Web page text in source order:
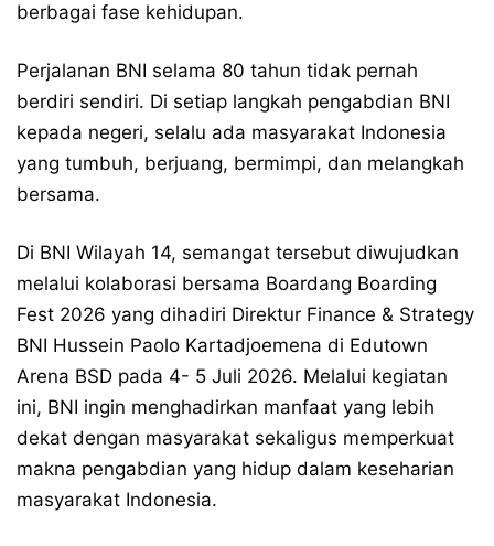
berbagai fase kehidupan.
Perjalanan BNI selama 80 tahun tidak pernah
berdiri sendiri. Di setiap langkah pengabdian BNI
kepada negeri, selalu ada masyarakat Indonesia
yang tumbuh, berjuang, bermimpi, dan melangkah
bersama.
Di BNI Wilayah 14, semangat tersebut diwujudkan
melalui kolaborasi bersama Boardang Boarding
Fest 2026 yang dihadiri Direktur Finance & Strategy
BNI Hussein Paolo Kartadjoemena di Edutown
Arena BSD pada 4- 5 Juli 2026. Melalui kegiatan
ini, BNI ingin menghadirkan manfaat yang lebih
dekat dengan masyarakat sekaligus memperkuat
makna pengabdian yang hidup dalam keseharian
masyarakat Indonesia.